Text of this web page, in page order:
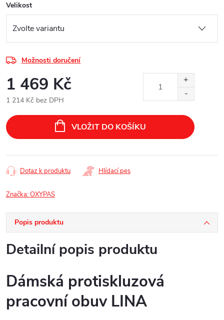
Velikost
Možnosti doručení
1 469 Kč
1 214 Kč bez DPH
cena:
VLOŽIT DO KOŠÍKU
Dotaz k produktu Hlídací pes
Značka:OXYPAS
Popis produktu
Detailní popis produktu
Dámská protiskluzová
pracovní obuv LINA